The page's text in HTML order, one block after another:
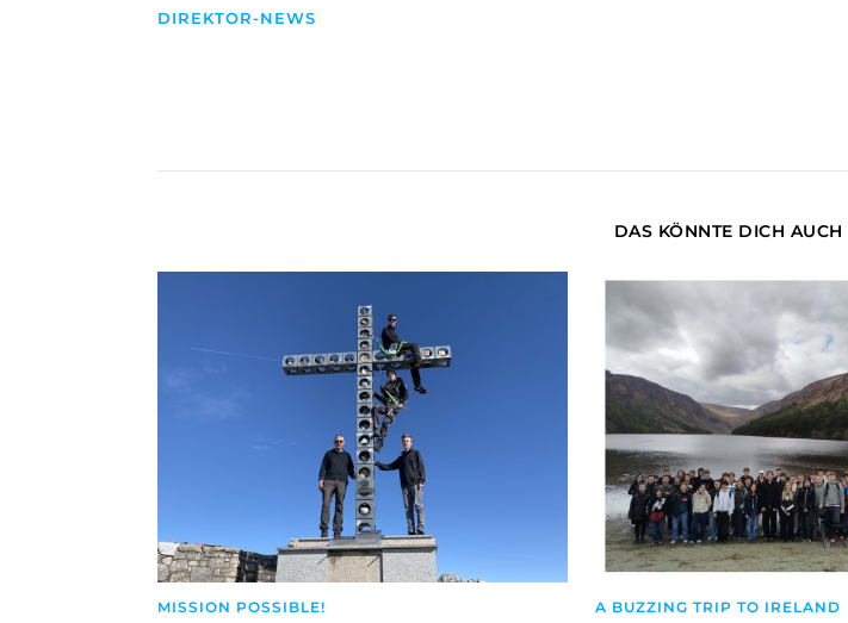
DIREKTOR-NEWS
DAS KÖNNTE DICH AUCH
MISSION POSSIBLE! A BUZZING TRIP TO IRELAND